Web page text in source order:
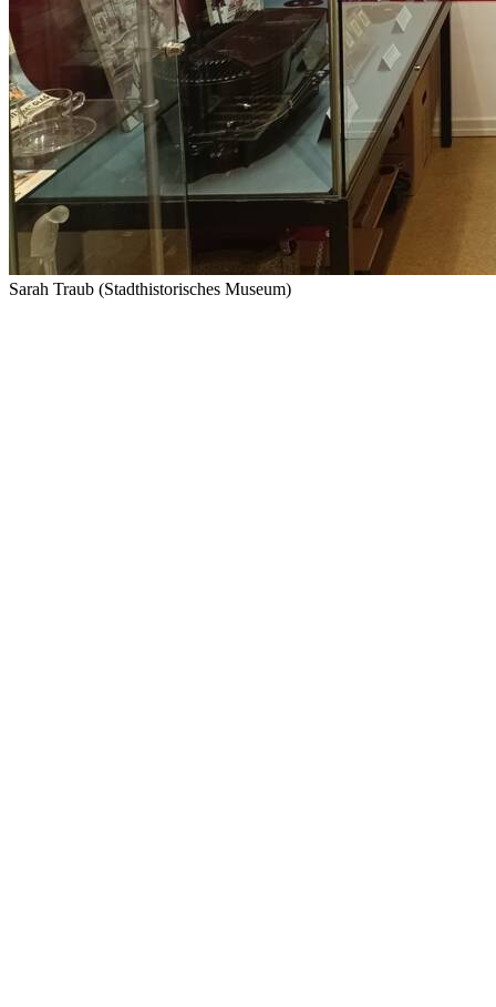
Sarah Traub (Stadthistorisches Museum)